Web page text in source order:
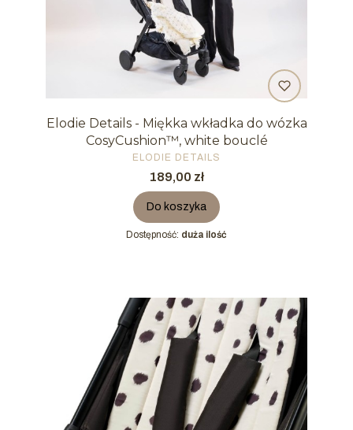
Elodie Details - Miękka wkładka do wózka
CosyCushion™, white bouclé
PRODUCENT
ELODIE DETAILS
Cena
189,00 zł
Do koszyka
Dostępność: duża ilość